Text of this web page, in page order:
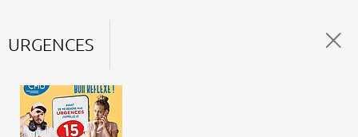
URGENCES